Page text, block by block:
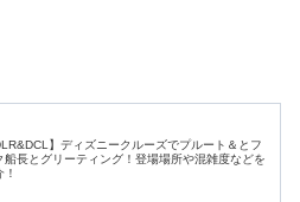
】ディズニークルーズでプルート＆とフ
船長とグリーティング！登場場所や混雑度などを
！